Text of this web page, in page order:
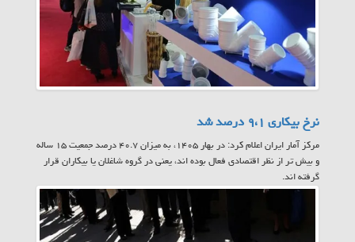
نرخ بیکاری ۹،۱ درصد شد
مرکز آمار ایران اعلام کرد: در بهار ۱۴۰۵، به میزان ۴۰.۷ درصد جمعیت ۱۵ ساله
و بیش تر از نظر اقتصادی فعال بوده اند، یعنی در گروه شاغلان یا بیکاران قرار
گرفته اند.